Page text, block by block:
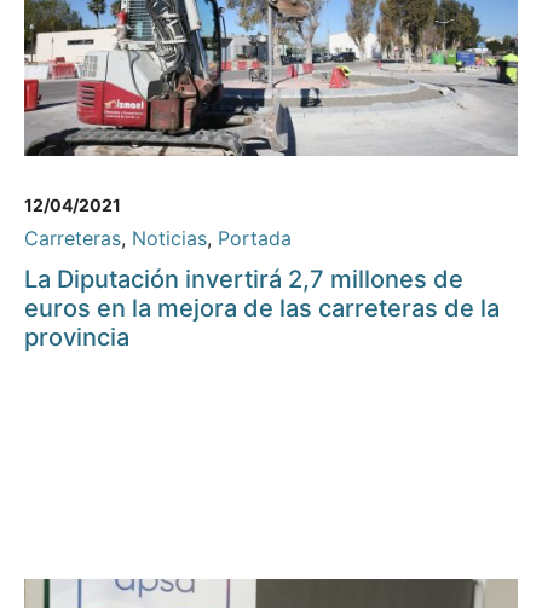
12/04/2021
Carreteras, Noticias, Portada
La Diputación invertirá 2,7 millones de
euros en la mejora de las carreteras de la
provincia